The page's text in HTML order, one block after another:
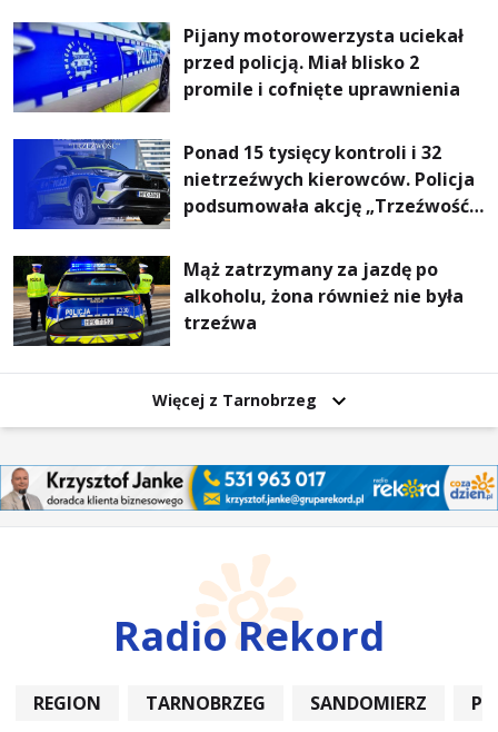
rachunki za energię, lepszy
komfort życia i... czystsze
powietrze
Pijany motorowerzysta uciekał
przed policją. Miał blisko 2
promile i cofnięte uprawnienia
Ponad 15 tysięcy kontroli i 32
nietrzeźwych kierowców. Policja
podsumowała akcję „Trzeźwość”
Mąż zatrzymany za jazdę po
alkoholu, żona również nie była
trzeźwa
Więcej z Tarnobrzeg
Radio Rekord
REGION TARNOBRZEG SANDOMIERZ